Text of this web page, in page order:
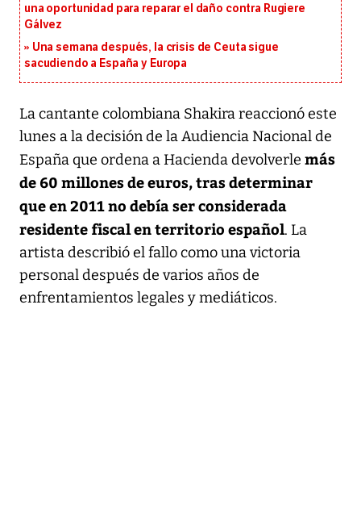
una oportunidad para reparar el daño contra Rugiere
Gálvez
Una semana después, la crisis de Ceuta sigue
sacudiendo a España y Europa
La cantante colombiana Shakira reaccionó este
lunes a la decisión de la Audiencia Nacional de
España que ordena a Hacienda devolverle más
de 60 millones de euros, tras determinar
que en 2011 no debía ser considerada
residente fiscal en territorio español. La
artista describió el fallo como una victoria
personal después de varios años de
enfrentamientos legales y mediáticos.